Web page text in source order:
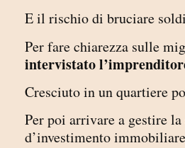
E il rischio di bruciare
Per fare chiarezza sulle
intervistato
Cresciuto in un quartiere
Per poi arrivare a gestire
d’investimento